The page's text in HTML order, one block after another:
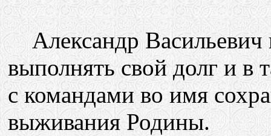
Александр Васильевич
выполнять свой долг и в
с командами во имя
выживания Родины.